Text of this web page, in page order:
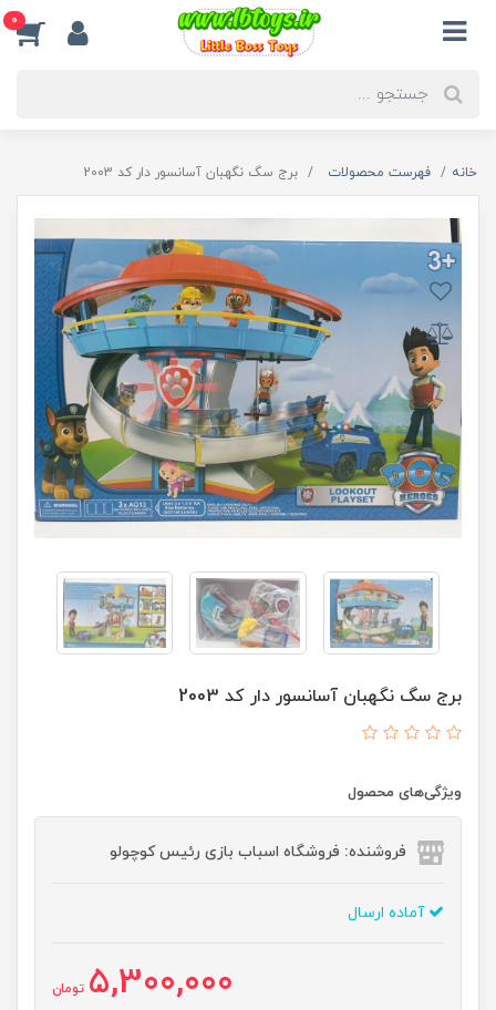
0
خانه فهرست محصولات برج سگ نگهبان آسانسور دار کد 2003
برج سگ نگهبان آسانسور دار کد 2003
ویژگی‌های محصول
فروشنده: فروشگاه اسباب بازی رئیس کوچولو
آماده ارسال
5,300,000 تومان